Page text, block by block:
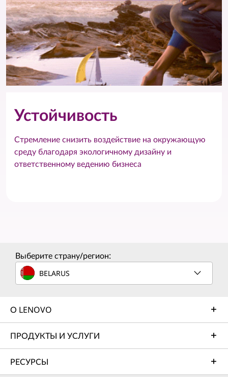
Устойчивость
Стремление снизить воздействие на окружающую
среду благодаря экологичному дизайну и
ответственному ведению бизнеса
Выберите страну/регион:
BELARUS
О LENOVO
ПРОДУКТЫ И УСЛУГИ
РЕСУРСЫ